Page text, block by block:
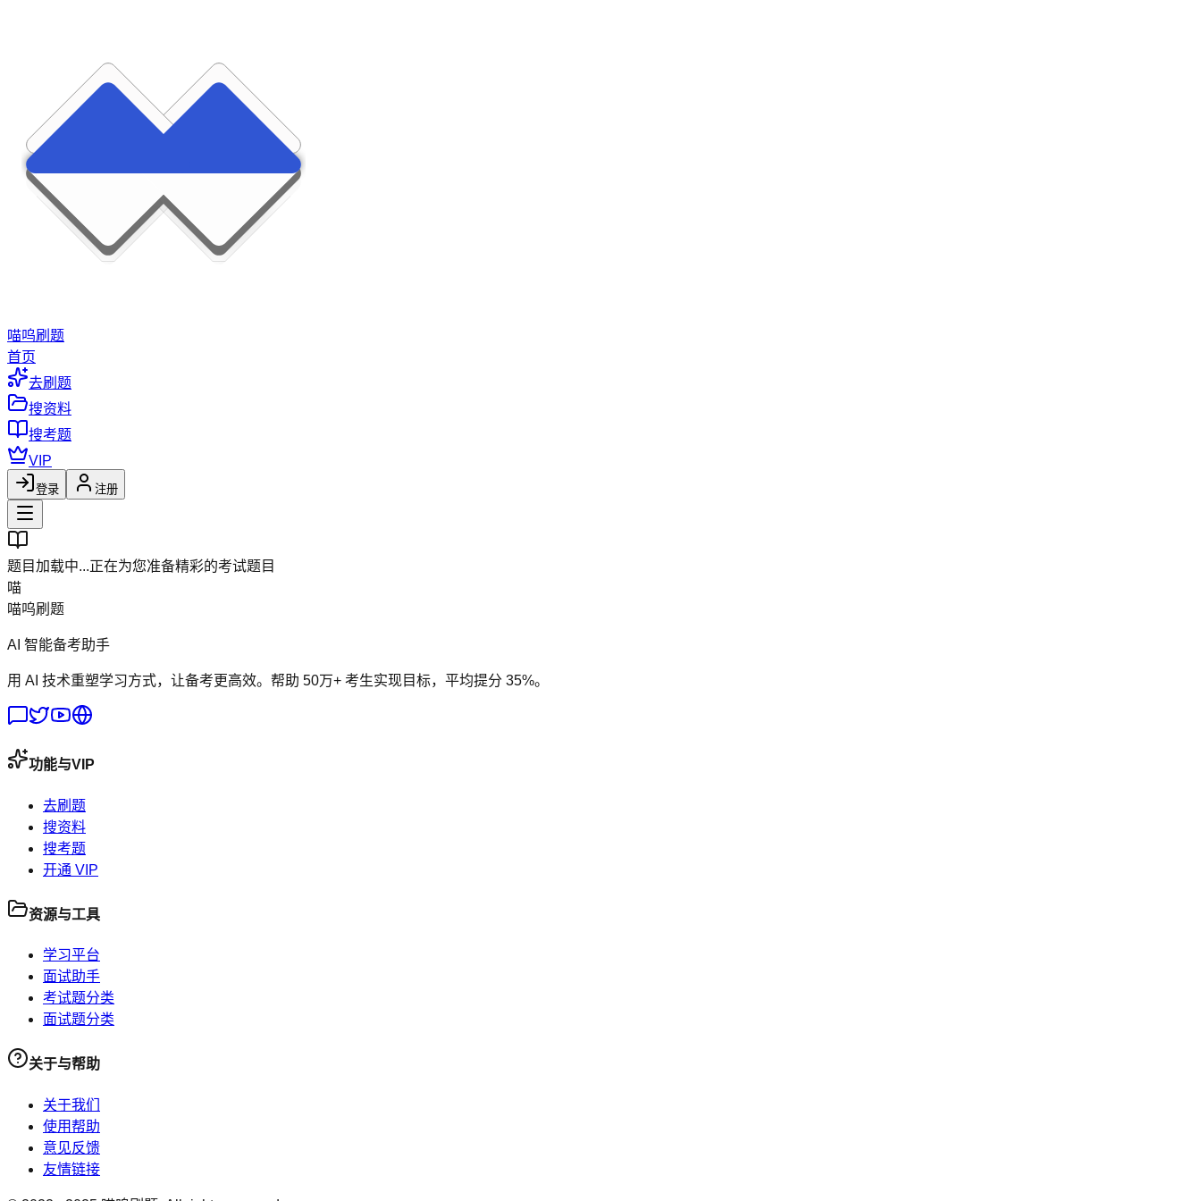
喵呜刷题
首页
去刷题
搜资料
搜考题
VIP
登录 注册
题目加载中...正在为您准备精彩的考试题目
喵
喵呜刷题
AI 智能备考助手
用 AI 技术重塑学习方式，让备考更高效。帮助 50万+ 考生实现目标，平均提分 35%。
功能与VIP
去刷题
搜资料
搜考题
开通 VIP
资源与工具
学习平台
面试助手
考试题分类
面试题分类
关于与帮助
关于我们
使用帮助
意见反馈
友情链接